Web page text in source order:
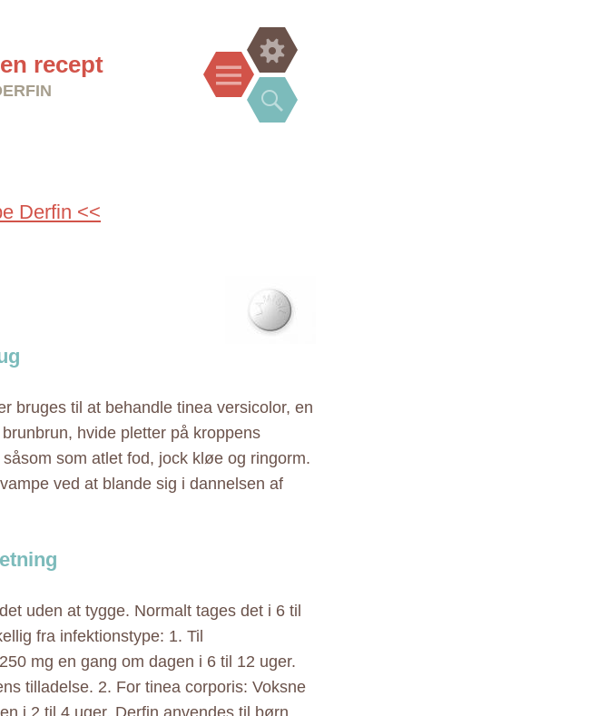
recept Menu
Widgets
Search
Derfin <<
bruges til at behandle tinea versicolor, en
hvide pletter på kroppens
som atlet fod, jock kløe og ringorm.
ved at blande sig i dannelsen af
uden at tygge. Normalt tages det i 6 til
fra infektionstype: 1. Til
mg en gang om dagen i 6 til 12 uger.
tilladelse. 2. For tinea corporis: Voksne
i 2 til 4 uger. Derfin anvendes til børn